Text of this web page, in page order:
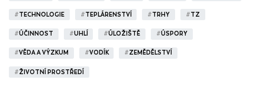
#TECHNOLOGIE #TEPLÁRENSTVÍ #TRHY #TZ
#ÚČINNOST #UHLÍ #ÚLOŽIŠTĚ #ÚSPORY
#VĚDA A VÝZKUM #VODÍK #ZEMĚDĚLSTVÍ
#ŽIVOTNÍ PROSTŘEDÍ